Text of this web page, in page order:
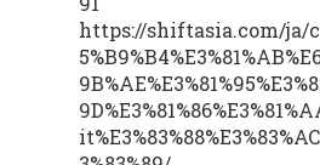
https://shiftasia.com/ja/